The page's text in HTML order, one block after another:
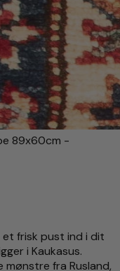
89x60cm -
frisk pust ind i dit
i Kaukasus.
fra Rusland,